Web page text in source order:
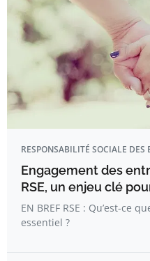
RESPONSABILITÉ SOCIALE DES
Engagement des
RSE, un enjeu clé
EN BREF RSE : Qu’est-ce
essentiel ?